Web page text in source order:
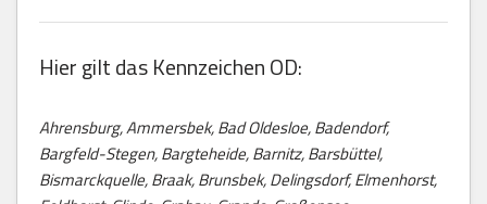
Hier gilt das Kennzeichen OD:
Ahrensburg, Ammersbek, Bad Oldesloe, Badendorf,
Bargfeld-Stegen, Bargteheide, Barnitz, Barsbüttel,
Bismarckquelle, Braak, Brunsbek, Delingsdorf, Elmenhorst,